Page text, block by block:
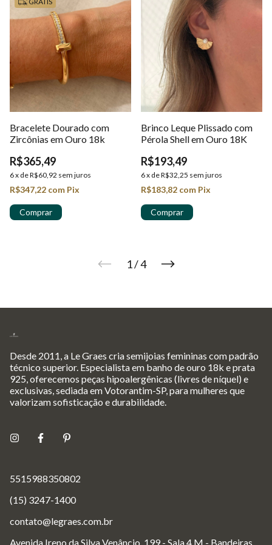
Bracelete Dourado com
Zircônias em Ouro 18k
R$365,49
6x deR$60,92 sem juros
R$347,22 com Pix
Brinco Leque Plissado com
Pérola Shell em Ouro 18K
R$193,49
6x deR$32,25 sem juros
R$183,82 com Pix
1/4
Desde 2011, a Le Graes cria semijoias femininas com padrão
técnico superior. Especialista em banho de ouro 18k e prata
925, oferecemos peças hipoalergênicas (livres de níquel) e
exclusivas, sediada em Votorantim-SP, para mulheres que
valorizam sofisticação e durabilidade.
5515988350802
(15) 3247-1400
contato@legraes.com.br
Avenida Ireno da Silva Venâncio, 199 - Sala 4.M - Bandeiras